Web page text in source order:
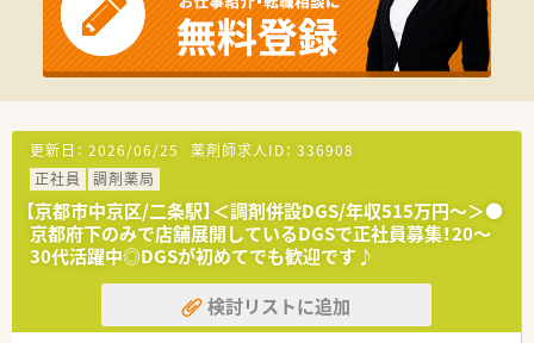
更新日： 2026/06/25 薬剤師求人ID： 336908
正社員
調剤薬局
【京都市中京区/二条駅】＜調剤併設DGS/年収515万円～＞●
京都府下のみで店舗展開しているDGSで正社員募集！20～
30代活躍中◎DGSが初めてでも歓迎です♪
検討リストに追加